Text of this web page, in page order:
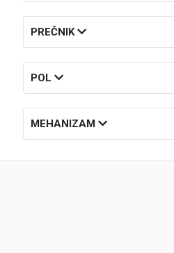
Satovi
Diamond
Outlet
POKLON VAUČER
PREČNIK
POL
MEHANIZAM